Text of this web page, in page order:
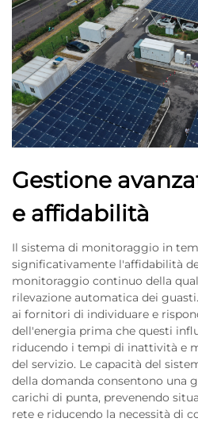
Gestione
e affidabilità
Il sistema di monitoraggio in
significativamente l'affidabilità
monitoraggio continuo della
rilevazione automatica dei
ai fornitori di individuare e
dell'energia prima che questi
riducendo i tempi di inattività e
del servizio. Le capacità del
della domanda consentono una
carichi di punta, prevenendo
rete e riducendo la necessità di